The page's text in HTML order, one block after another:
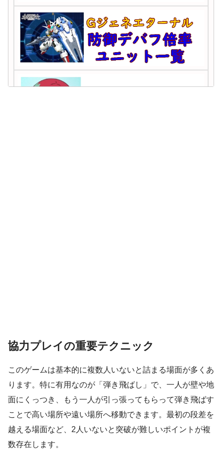
協力プレイの重要テクニック
このゲームは基本的に複数人いないと詰まる場面が多くあ
ります。特に有用なのが「弾き飛ばし」で、一人が壁や地
面にくっつき、もう一人が引っ張ってもらって弾き飛ばす
ことで高い場所や遠い場所へ移動できます。最初の段差を
越える場面など、2人いないと突破が難しいポイントが複
数存在します。